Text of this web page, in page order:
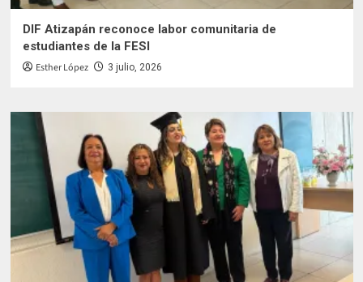
DIF Atizapán reconoce labor comunitaria de
estudiantes de la FESI
Esther López 3 julio, 2026